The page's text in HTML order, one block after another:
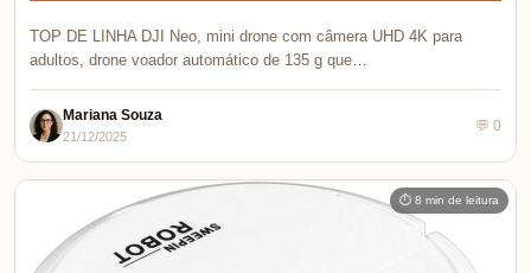
TOP DE LINHA DJI Neo, mini drone com câmera UHD 4K para
adultos, drone voador automático de 135 g que…
Mariana Souza
21/12/2025
💬 0
⏱ 8 min de leitura